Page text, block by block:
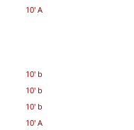
10' A
10' b
10' b
10' b
10' A